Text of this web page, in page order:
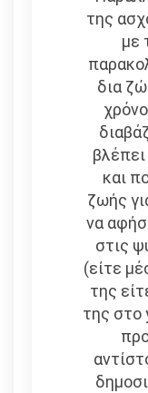
της
με
δια
και
ζωής
να
στις
(είτε
της
της στο